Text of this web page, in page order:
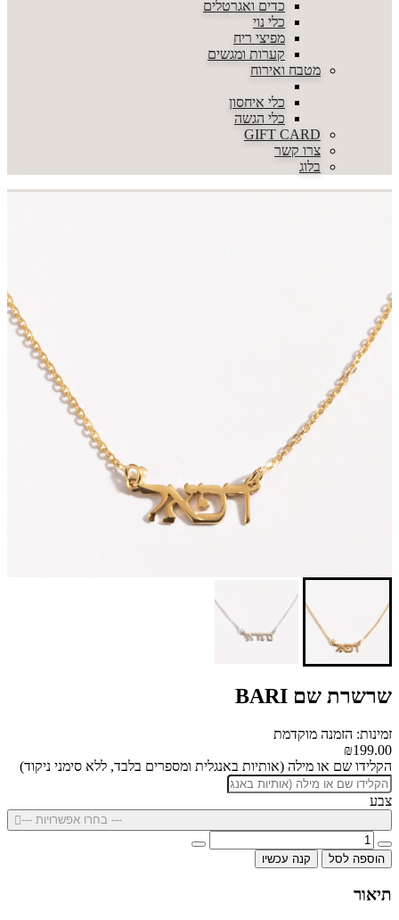
כדים ואגרטלים
כלי נוי
מפיצי ריח
קערות ומגשים
מטבח ואירוח
כלי איחסון
כלי הגשה
GIFT CARD
צרו קשר
בלוג
שרשרת שם BARI
זמינות: הזמנה מוקדמת
₪199.00
הקלידו שם או מילה (אותיות באנגלית ומספרים בלבד, ללא סימני ניקוד)
צבע
--- בחרו אפשרויות ---
הוספה לסל קנה עכשיו
תיאור